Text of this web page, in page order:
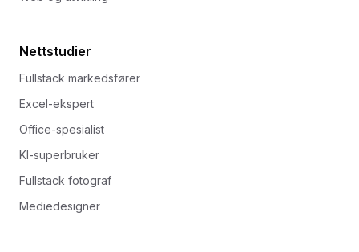
Nettstudier
Fullstack markedsfører
Excel-ekspert
Office-spesialist
KI-superbruker
Fullstack fotograf
Mediedesigner